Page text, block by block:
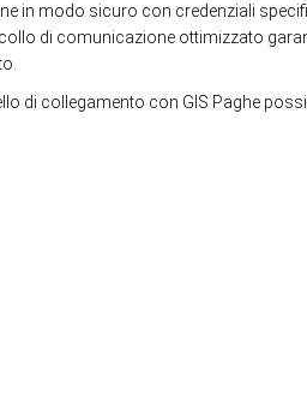
in modo sicuro con credenziali
di comunicazione ottimizzato
di collegamento con GIS Paghe